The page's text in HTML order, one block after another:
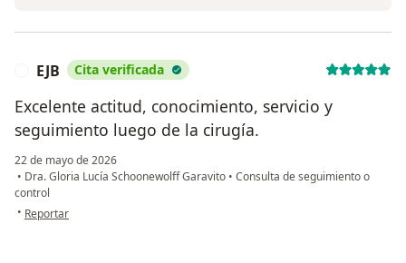
EJB Cita verificada
Excelente actitud, conocimiento, servicio y
seguimiento luego de la cirugía.
22 de mayo de 2026
• Dra. Gloria Lucía Schoonewolff Garavito • Consulta de seguimiento o
control
• en opinión del usuario EJB
Reportar